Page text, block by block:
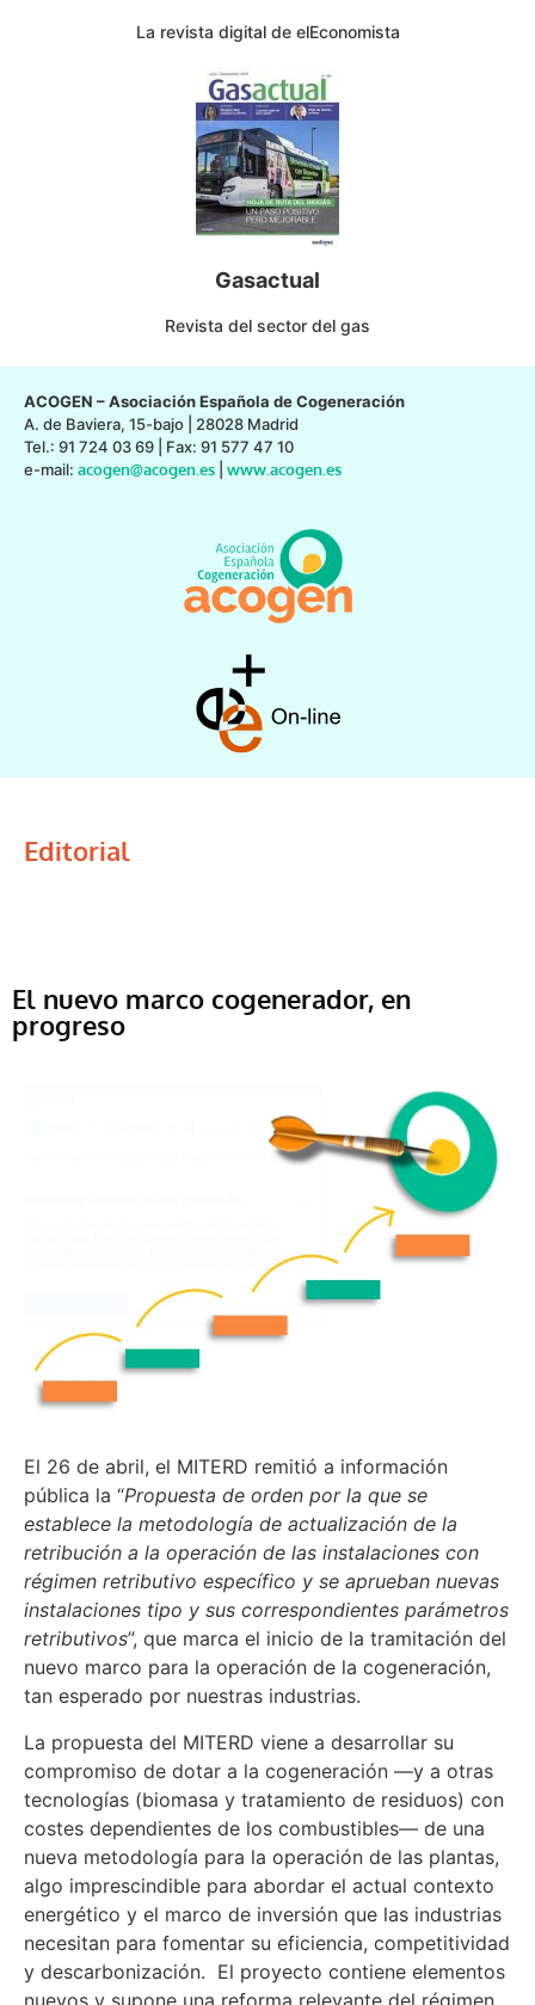
La revista digital de elEconomista
Gasactual
Revista del sector del gas
ACOGEN – Asociación Española de Cogeneración
A. de Baviera, 15-bajo | 28028 Madrid
Tel.: 91 724 03 69 | Fax: 91 577 47 10
e-mail: acogen@acogen.es www.acogen.es
Editorial
El nuevo marco cogenerador, en
progreso
El 26 de abril, el MITERD remitió a información
pública la “Propuesta de orden por la que se
establece la metodología de actualización de la
retribución a la operación de las instalaciones con
régimen retributivo específico y se aprueban nuevas
instalaciones tipo y sus correspondientes parámetros
retributivos”, que marca el inicio de la tramitación del
nuevo marco para la operación de la cogeneración,
tan esperado por nuestras industrias.
La propuesta del MITERD viene a desarrollar su
compromiso de dotar a la cogeneración —y a otras
tecnologías (biomasa y tratamiento de residuos) con
costes dependientes de los combustibles— de una
nueva metodología para la operación de las plantas,
algo imprescindible para abordar el actual contexto
energético y el marco de inversión que las industrias
necesitan para fomentar su eficiencia, competitividad
y descarbonización. El proyecto contiene elementos
nuevos y supone una reforma relevante del régimen